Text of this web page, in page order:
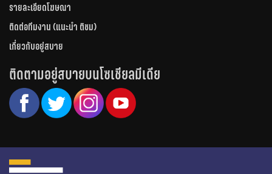
รายละเอียดโฆษณา
ติดต่อทีมงาน (แนะนำ ติชม)
เกี่ยวกับอยู่สบาย
ติดตามอยู่สบายบนโซเชียลมีเดีย